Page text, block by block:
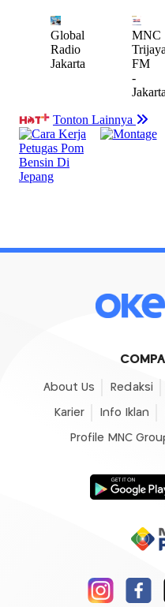
About Us Redaksi
Karier Info Iklan
Profile MNC